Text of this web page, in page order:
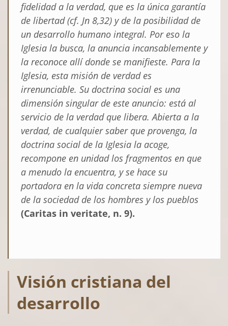
fidelidad a la verdad, que es la única garantía
de libertad(cf. Jn 8,32) y de la posibilidad de
un desarrollo humano integral. Por eso la
Iglesia la busca, la anuncia incansablemente y
la reconoce allí donde se manifieste. Para la
Iglesia, esta misión de verdad es
irrenunciable. Su doctrina social es una
dimensión singular de este anuncio: está al
servicio de la verdad que libera. Abierta a la
verdad, de cualquier saber que provenga, la
doctrina social de la Iglesia la acoge,
recompone en unidad los fragmentos en que
a menudo la encuentra, y se hace su
portadora en la vida concreta siempre nueva
de la sociedad de los hombres y los pueblos
(Caritas in veritate, n. 9).
Visión cristiana del
desarrollo